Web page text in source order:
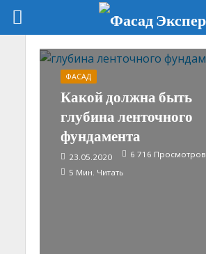
ФАСАД
Какой должна быть
глубина ленточного
фундамента
23.05.2020
6 716 Просмотров
5 Мин. Читать